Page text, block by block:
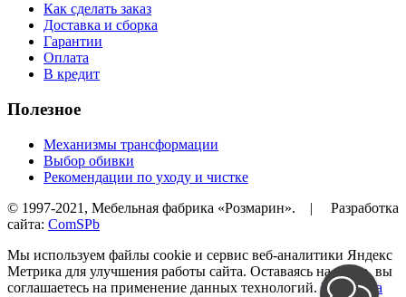
Как сделать заказ
Доставка и сборка
Гарантии
Оплата
В кредит
Полезное
Механизмы трансформации
Выбор обивки
Рекомендации по уходу и чистке
© 1997-2021, Мебельная фабрика «Розмарин». | Разработка
сайта: ComSPb
Мы используем файлы cookie и сервис веб-аналитики Яндекс
Метрика для улучшения работы сайта. Оставаясь на сайте, вы
соглашаетесь на применение данных технологий.Политика